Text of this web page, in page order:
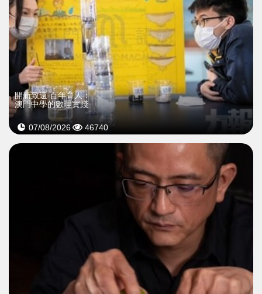
開新致遠 百年育人：
澳門中學的數理實踐
07/08/2026 46740